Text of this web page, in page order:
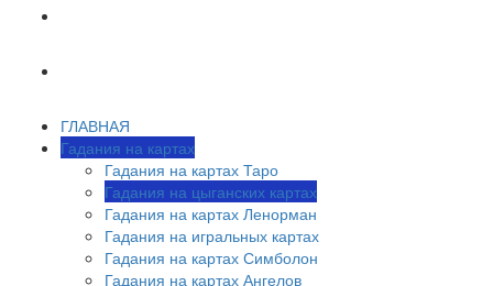
ГЛАВНАЯ
Гадания на картах
Гадания на картах Таро
Гадания на цыганских картах
Гадания на картах Ленорман
Гадания на игральных картах
Гадания на картах Симболон
Гадания на картах Ангелов